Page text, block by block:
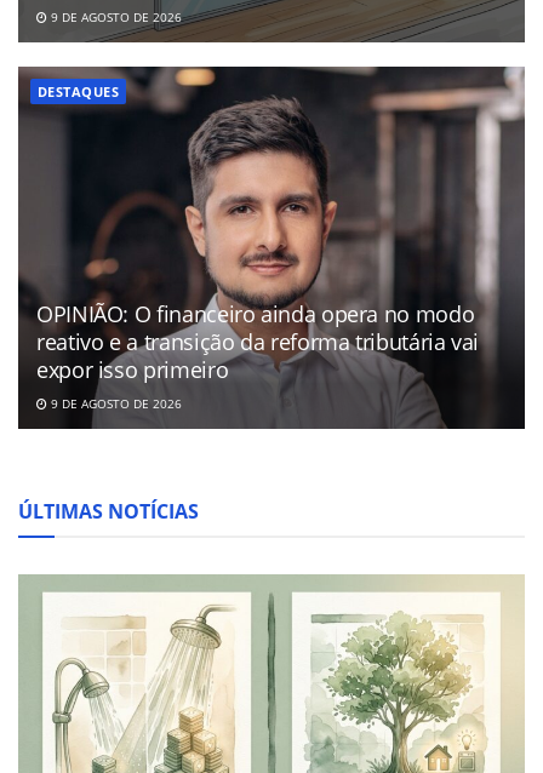
9 DE AGOSTO DE 2026
DESTAQUES
OPINIÃO: O financeiro ainda opera no modo
reativo e a transição da reforma tributária vai
expor isso primeiro
9 DE AGOSTO DE 2026
ÚLTIMAS NOTÍCIAS